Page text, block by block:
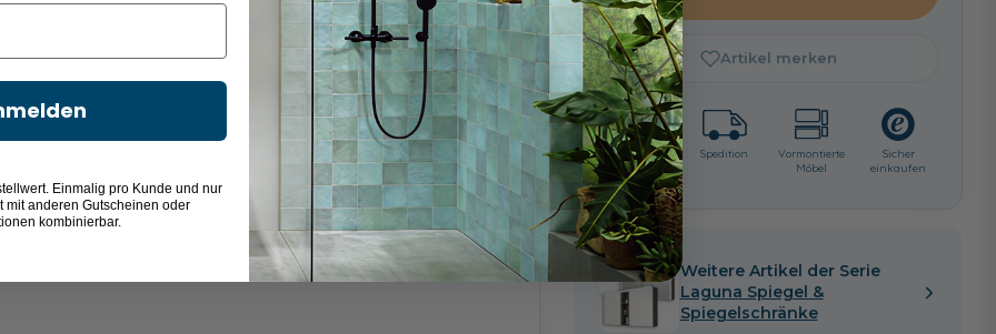
matt Titangrau matt Eiche Sand Charleston Eiche
Betonoptik
Cuneo Eiche
Eiche Schwarz
Cuneo Eiche
Braun
Artikel merken
Lieferzeit:
ca. 4 - 6
Wochen
i
Spedition
Vormontierte
Möbel
Sicher
einkaufen
Weitere Artikel der Serie
Laguna Spiegel &
Spiegelschränke
Einmalig pro Kunde und nur
mit anderen Gutscheinen oder
kombinierbar.